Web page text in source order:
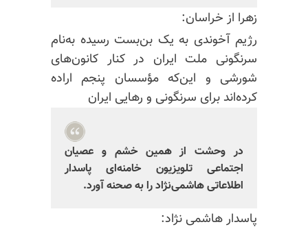
زهرا از خراسان:
رژیم آخوندی به یک بن‌بست رسیده به‌نام
سرنگونی ملت ایران در کنار کانون‌های
شورشی و این‌که مؤسسان پنجم اراده
کرده‌اند برای سرنگونی و رهایی ایران
در وحشت از همین خشم و عصیان
اجتماعی تلویزیون خامنه‌ای پاسدار
اطلاعاتی هاشمی‌نژاد را به صحنه آورد.
پاسدار هاشمی نژاد: